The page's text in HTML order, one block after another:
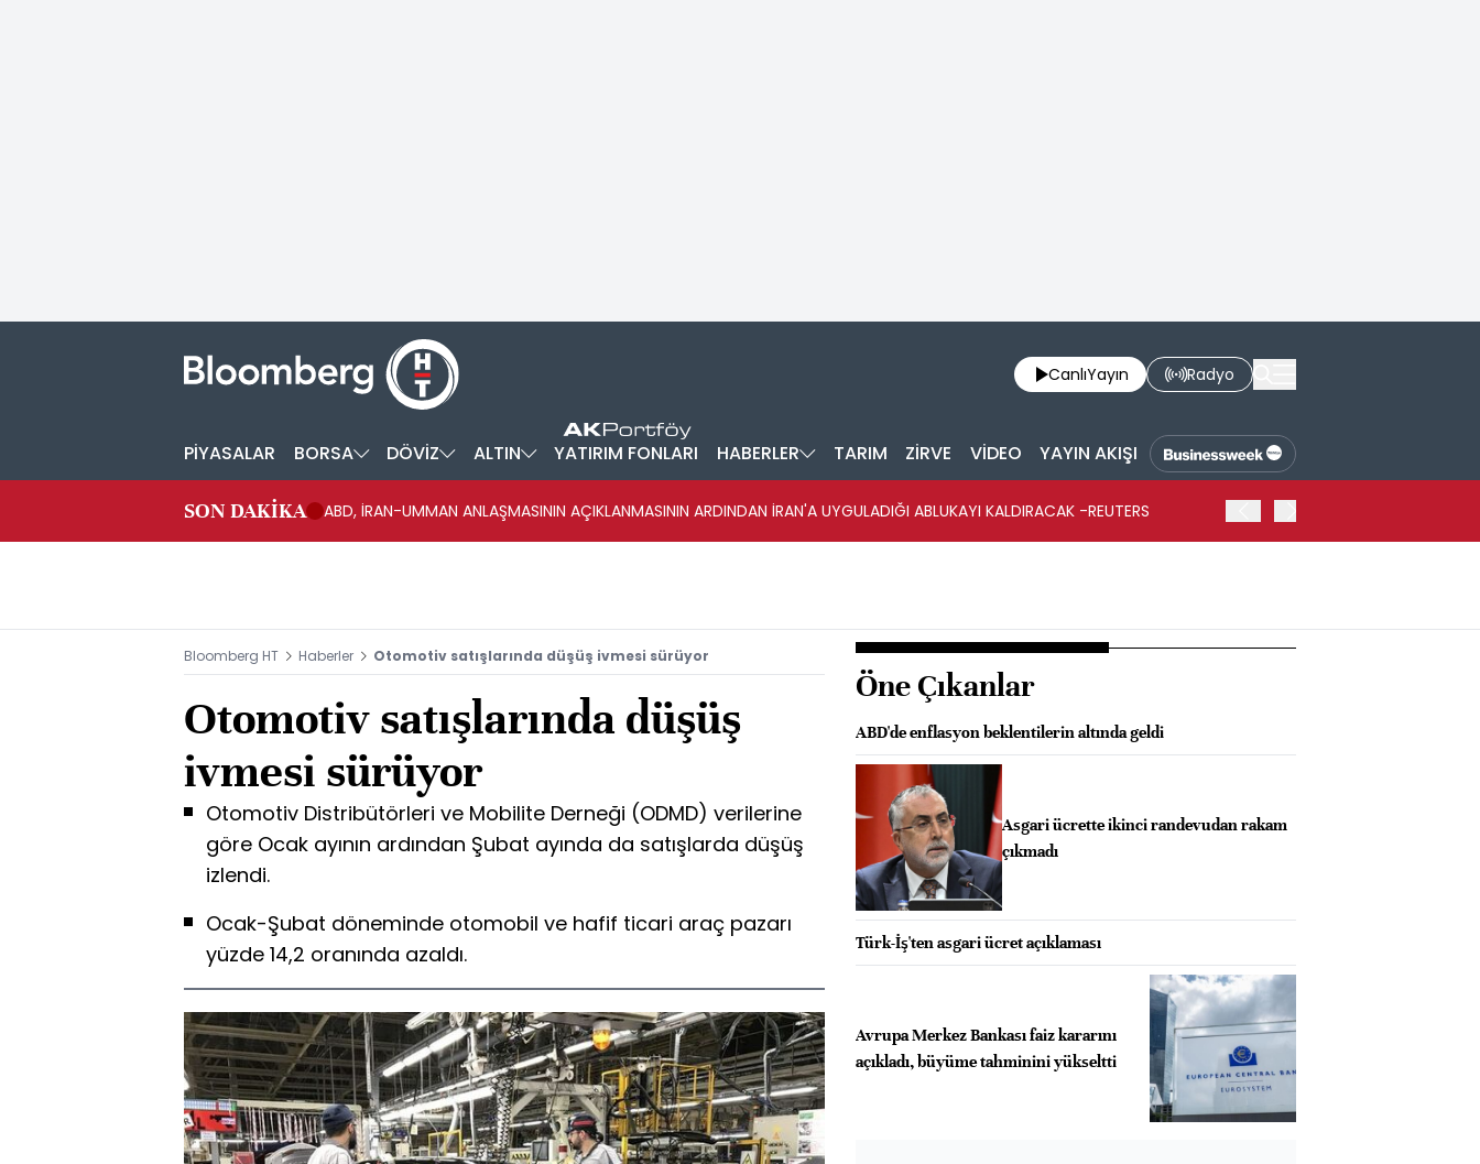
CanlıYayın Radyo
PİYASALAR BORSA DÖVİZ ALTIN YATIRIM FONLARI HABERLER TARIM ZİRVE VİDEO YAYIN AKIŞI
SON DAKİKA ABD, İRAN-UMMAN ANLAŞMASININ AÇIKLANMASININ ARDINDAN İRAN'A UYGULADIĞI ABLUKAYI KALDIRACAK -REUTERS
Bloomberg HT Haberler Otomotiv satışlarında düşüş ivmesi sürüyor
Otomotiv satışlarında düşüş
ivmesi sürüyor
Otomotiv Distribütörleri ve Mobilite Derneği (ODMD) verilerine
göre Ocak ayının ardından Şubat ayında da satışlarda düşüş
izlendi.
Ocak-Şubat döneminde otomobil ve hafif ticari araç pazarı
yüzde 14,2 oranında azaldı.
Öne Çıkanlar
ABD'de enflasyon beklentilerin altında geldi
Asgari ücrette ikinci randevudan rakam
çıkmadı
Türk-İş'ten asgari ücret açıklaması
Avrupa Merkez Bankası faiz kararını
açıkladı, büyüme tahminini yükseltti